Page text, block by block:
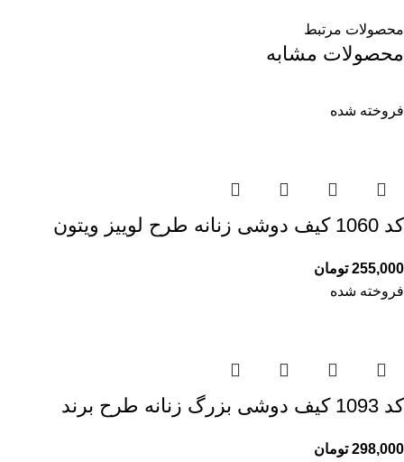
محصولات مرتبط
محصولات مشابه
فروخته شده
کد 1060 کیف دوشی زنانه طرح لوییز ویتون
255,000 تومان
فروخته شده
کد 1093 کیف دوشی بزرگ زنانه طرح برند
298,000 تومان